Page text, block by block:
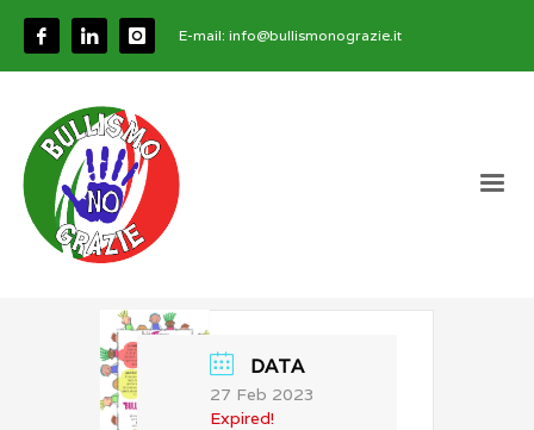
E-mail: info@bullismonograzie.it
DATA
27 Feb 2023
Expired!